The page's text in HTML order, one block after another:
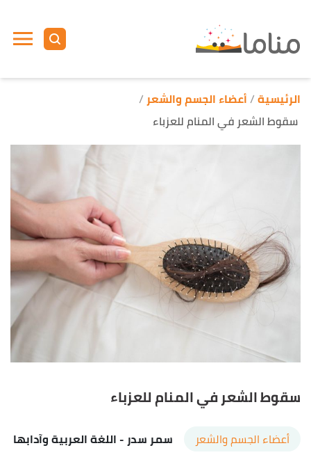
الرئيسية أعضاء الجسم والشعر
سقوط الشعر في المنام للعزباء
سقوط الشعر في المنام للعزباء
أعضاء الجسم والشعر سمر سدر- اللغة العربية وآدابها